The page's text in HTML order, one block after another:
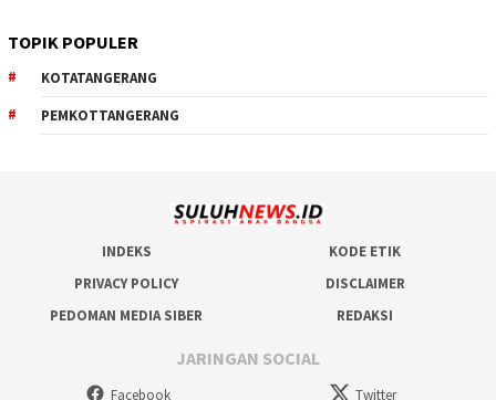
TOPIK POPULER
KOTATANGERANG
PEMKOTTANGERANG
INDEKS
KODE ETIK
PRIVACY POLICY
DISCLAIMER
PEDOMAN MEDIA SIBER
REDAKSI
JARINGAN SOCIAL
Facebook Twitter